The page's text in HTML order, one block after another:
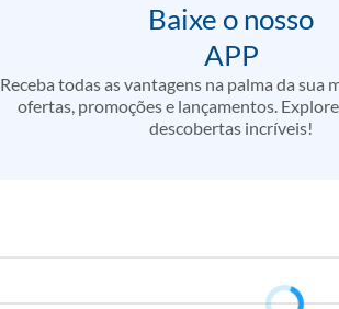
Baixe o nosso
APP
Receba todas as vantagens na palma da sua
ofertas, promoções e lançamentos.
descobertas incríveis!